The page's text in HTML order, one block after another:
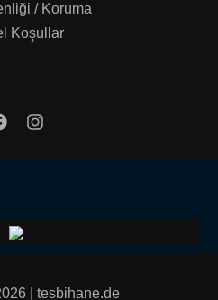
/ Koruma
Koşullar
| tesbihane.de